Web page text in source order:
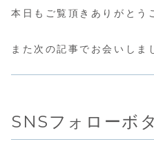
本日もご覧頂きありがとう
また次の記事でお会いしま
SNSフォローボ